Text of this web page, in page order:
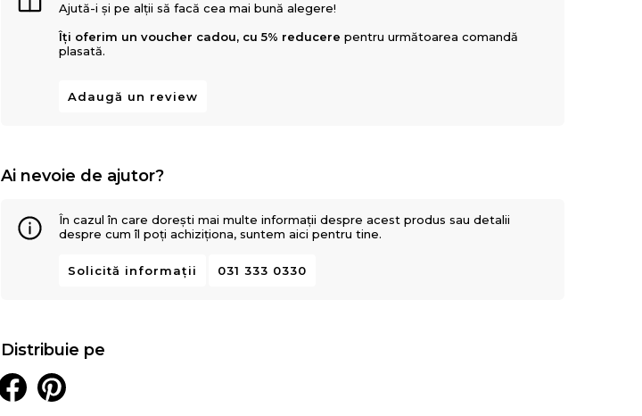
Ajută-i și pe alții să facă cea mai bună alegere!
Îți oferim un voucher cadou, cu 5% reducere pentru următoarea comandă
plasată.
Adaugă un review
Ai nevoie de ajutor?
În cazul în care dorești mai multe informații despre acest produs sau detalii
despre cum îl poți achiziționa, suntem aici pentru tine.
Solicită informații 031 333 0330
Distribuie pe